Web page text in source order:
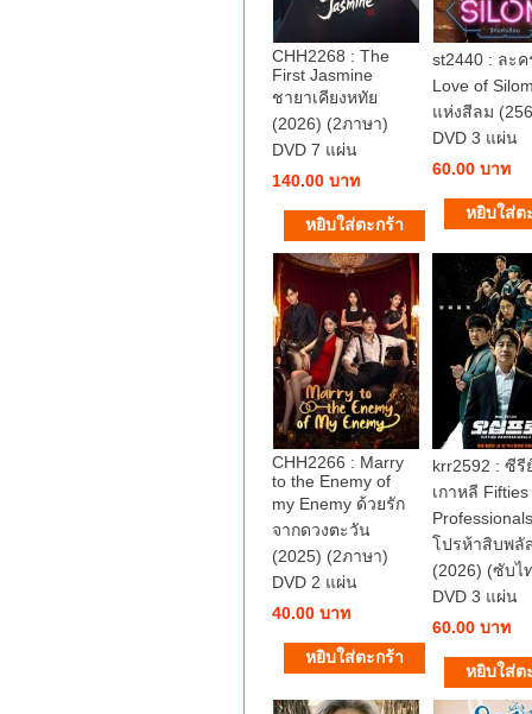
CHH2268 : The
First Jasmine
ชายาเคียงหทัย
(2026) (2ภาษา)
DVD 7 แผ่น
140.00 บาท
st2440 : ละค
Love of
แห่งสีลม
DVD 3 แผ่น
60.00 บาท
CHH2266 : Marry
to the Enemy of
my Enemy ด้วยรัก
จากดวงตะวัน
(2025) (2ภาษา)
DVD 2 แผ่น
40.00 บาท
krr2592 : ซีรี
เกาหลี Fifties
โปรห้าสิบพลั
(2026) (ซับไ
DVD 3 แผ่น
60.00 บาท